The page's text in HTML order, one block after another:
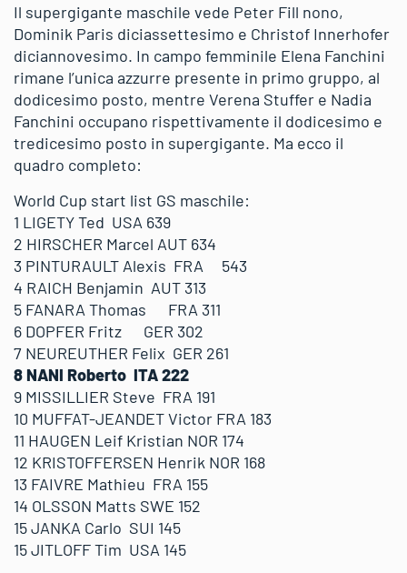
Il supergigante maschile vede Peter Fill nono,
Dominik Paris diciassettesimo e Christof Innerhofer
diciannovesimo. In campo femminile Elena Fanchini
rimane l’unica azzurre presente in primo gruppo, al
dodicesimo posto, mentre Verena Stuffer e Nadia
Fanchini occupano rispettivamente il dodicesimo e
tredicesimo posto in supergigante. Ma ecco il
quadro completo:
World Cup start list GS maschile:
1 LIGETY Ted USA 639
2 HIRSCHER Marcel AUT 634
3 PINTURAULT Alexis FRA 543
4 RAICH Benjamin AUT 313
5 FANARA Thomas FRA 311
6 DOPFER Fritz GER 302
7 NEUREUTHER Felix GER 261
8 NANI Roberto ITA 222
9 MISSILLIER Steve FRA 191
10 MUFFAT-JEANDET Victor FRA 183
11 HAUGEN Leif Kristian NOR 174
12 KRISTOFFERSEN Henrik NOR 168
13 FAIVRE Mathieu FRA 155
14 OLSSON Matts SWE 152
15 JANKA Carlo SUI 145
15 JITLOFF Tim USA 145